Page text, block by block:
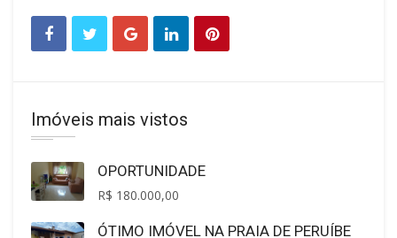
Imóveis mais vistos
OPORTUNIDADE
R$ 180.000,00
ÓTIMO IMÓVEL NA PRAIA DE PERUÍBE